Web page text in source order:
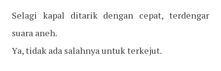
Selagi kapal ditarik dengan cepat, terdengar
suara aneh.
Ya, tidak ada salahnya untuk terkejut.